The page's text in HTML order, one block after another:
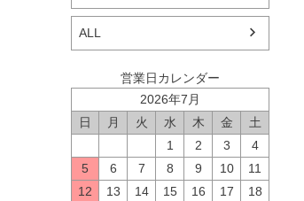
ALL
営業日カレンダー
2026年7月
日
月 火 水 木 金
土
1
2 3
4
5
6 7 8 9 10
11
12
13 14 15 16 17
18